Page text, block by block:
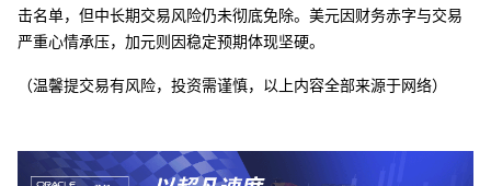
击名单，但中长期交易风险仍未彻底免除。美元因财务赤字与交易
严重心情承压，加元则因稳定预期体现坚硬。
（温馨提交易有风险，投资需谨慎，以上内容全部来源于网络）